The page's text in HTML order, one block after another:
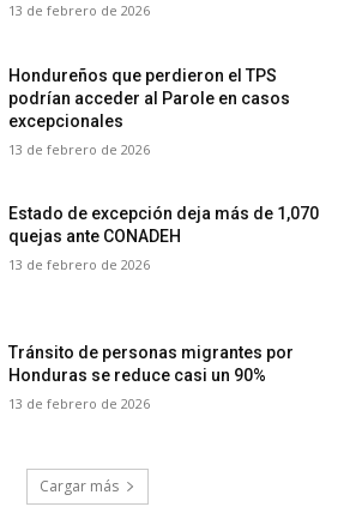
13 de febrero de 2026
Hondureños que perdieron el TPS
podrían acceder al Parole en casos
excepcionales
13 de febrero de 2026
Estado de excepción deja más de 1,070
quejas ante CONADEH
13 de febrero de 2026
Tránsito de personas migrantes por
Honduras se reduce casi un 90%
13 de febrero de 2026
Cargar más